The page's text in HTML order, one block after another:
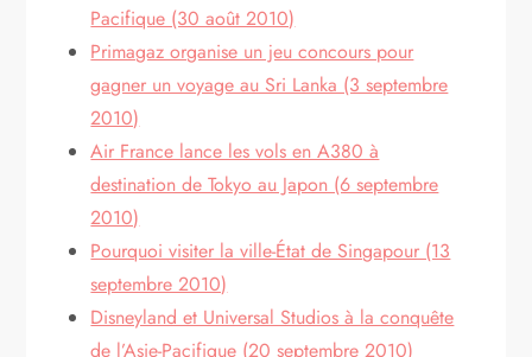
Pacifique (30 août 2010)
Primagaz organise un jeu concours pour
gagner un voyage au Sri Lanka (3 septembre
2010)
Air France lance les vols en A380 à
destination de Tokyo au Japon (6 septembre
2010)
Pourquoi visiter la ville-État de Singapour (13
septembre 2010)
Disneyland et Universal Studios à la conquête
de l’Asie-Pacifique (20 septembre 2010)